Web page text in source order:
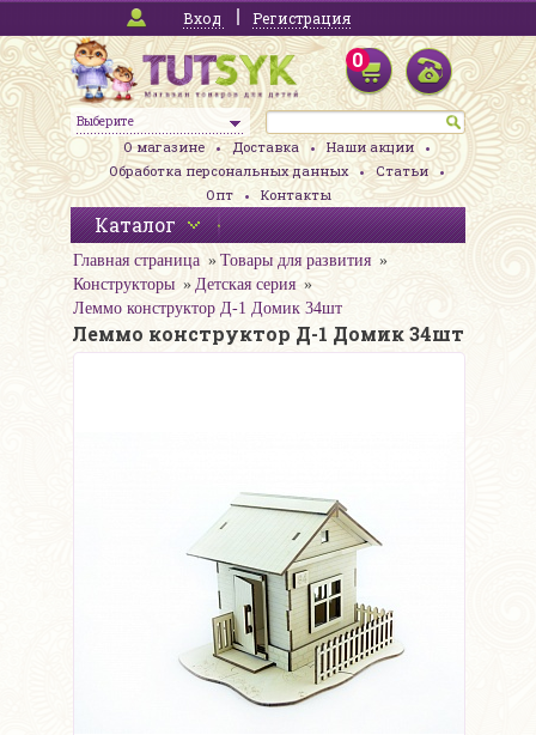
Вход Регистрация
Выберите
0
О магазине Доставка
Наши акции
Обработка персональных данных
Статьи
Опт
Контакты
Каталог
Главная страница
Товары для развития
Конструкторы
Детская серия
Леммо конструктор Д-1 Домик 34шт
Леммо конструктор Д-1 Домик 34шт